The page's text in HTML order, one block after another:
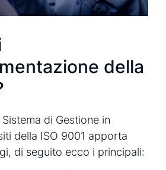
della
di Gestione in
della ISO 9001 apporta
di seguito ecco i principali: